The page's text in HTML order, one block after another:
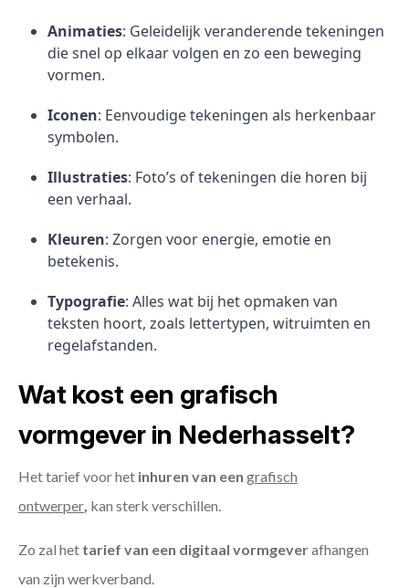
Animaties: Geleidelijk veranderende tekeningen
die snel op elkaar volgen en zo een beweging
vormen.
Iconen: Eenvoudige tekeningen als herkenbaar
symbolen.
Illustraties: Foto’s of tekeningen die horen bij
een verhaal.
Kleuren: Zorgen voor energie, emotie en
betekenis.
Typografie: Alles wat bij het opmaken van
teksten hoort, zoals lettertypen, witruimten en
regelafstanden.
Wat kost een grafisch
vormgever in Nederhasselt?
Het tarief voor het inhuren van een grafisch
ontwerper kan sterk verschillen.
Zo zal het tarief van een digitaal vormgeverafhangen
van zijn werkverband.